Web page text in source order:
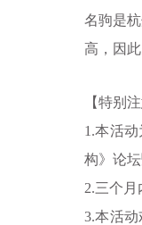
名驹是
高，因
【特别注
1.本活
构》论
2.三个
3.本活